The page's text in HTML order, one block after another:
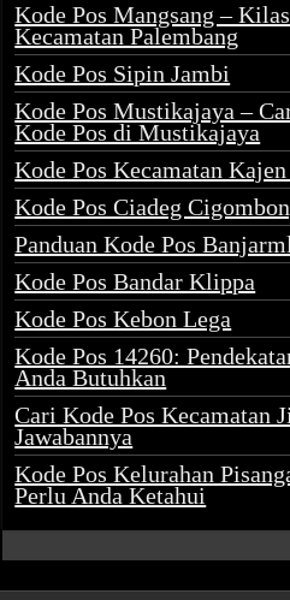
Kode Pos Mangsang –
Kecamatan Palembang
Kode Pos Sipin Jambi
Kode Pos Mustikajaya –
Kode Pos di Mustikajaya
Kode Pos Kecamatan
Kode Pos Ciadeg
Panduan Kode Pos
Kode Pos Bandar Klippa
Kode Pos Kebon Lega
Kode Pos 14260:
Anda Butuhkan
Cari Kode Pos Kecamatan
Jawabannya
Kode Pos Kelurahan
Perlu Anda Ketahui